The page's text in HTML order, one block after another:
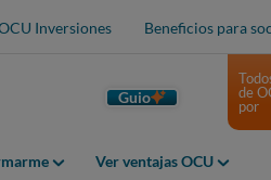
Inversiones Beneficios para
Guio
Ver ventajas OCU
de
por